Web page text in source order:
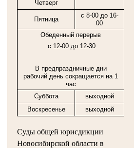
Четверг
Пятница
с 8-00до16-
00
Обеденный перерыв
с 12-00 до 12-30
В предпраздничные дни
рабочий день сокращается на 1
час
Суббота
выходной
Воскресенье
выходной
Суды общей юрисдикции
Новосибирской области в